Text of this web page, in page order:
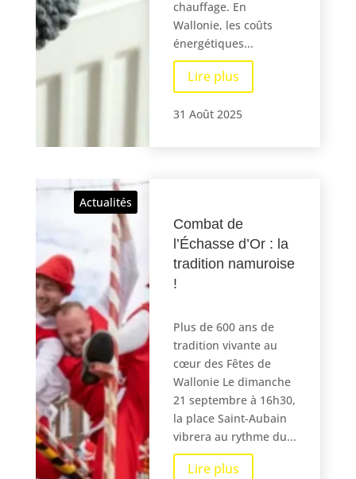
chauffage. En
Wallonie, les coûts
énergétiques...
Lire plus
31 Août 2025
Actualités
Combat de
l’Échasse d’Or : la
tradition namuroise
!
Plus de 600 ans de
tradition vivante au
cœur des Fêtes de
Wallonie Le dimanche
21 septembre à 16h30,
la place Saint-Aubain
vibrera au rythme du...
Lire plus